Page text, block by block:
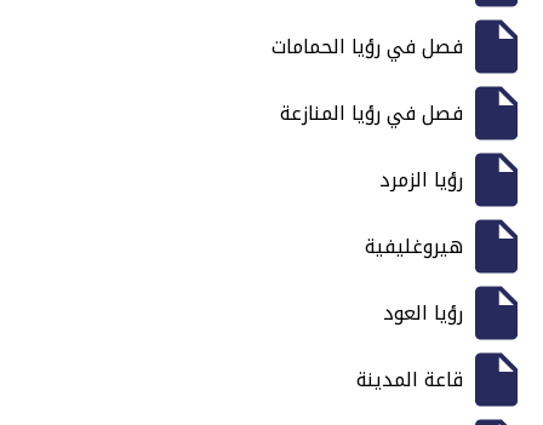
فصل في رؤيا الحمامات
فصل في رؤيا المنازعة
رؤيا الزمرد
هيروغليفية
رؤيا العود
قاعة المدينة